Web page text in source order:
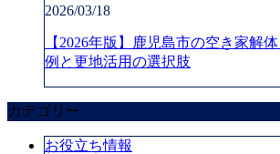
2026/03/18
【2026年版】鹿児島市の空き家解
例と更地活用の選択肢
カテゴリー
お役立ち情報